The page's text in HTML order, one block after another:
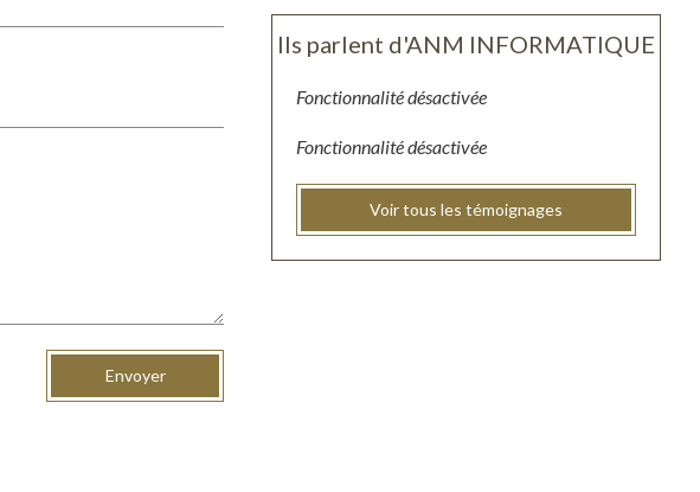
Envoyer
Ils parlent d'ANM INFORMATIQUE
Fonctionnalité désactivée
Fonctionnalité désactivée
Voir tous les témoignages